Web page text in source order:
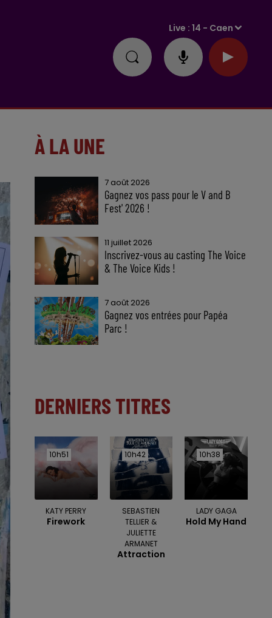
Live :14 - Caen
À LA UNE
7 août 2026
Gagnez vos pass pour le V and B
Fest' 2026 !
11 juillet 2026
Inscrivez-vous au casting The Voice
& The Voice Kids !
7 août 2026
Gagnez vos entrées pour Papéa
Parc !
DERNIERS TITRES
10h51
10h51
KATY PERRY
Firework
10h42
10h42
SEBASTIEN
TELLIER &
JULIETTE
ARMANET
Attraction
10h38
10h38
LADY GAGA
Hold My Hand